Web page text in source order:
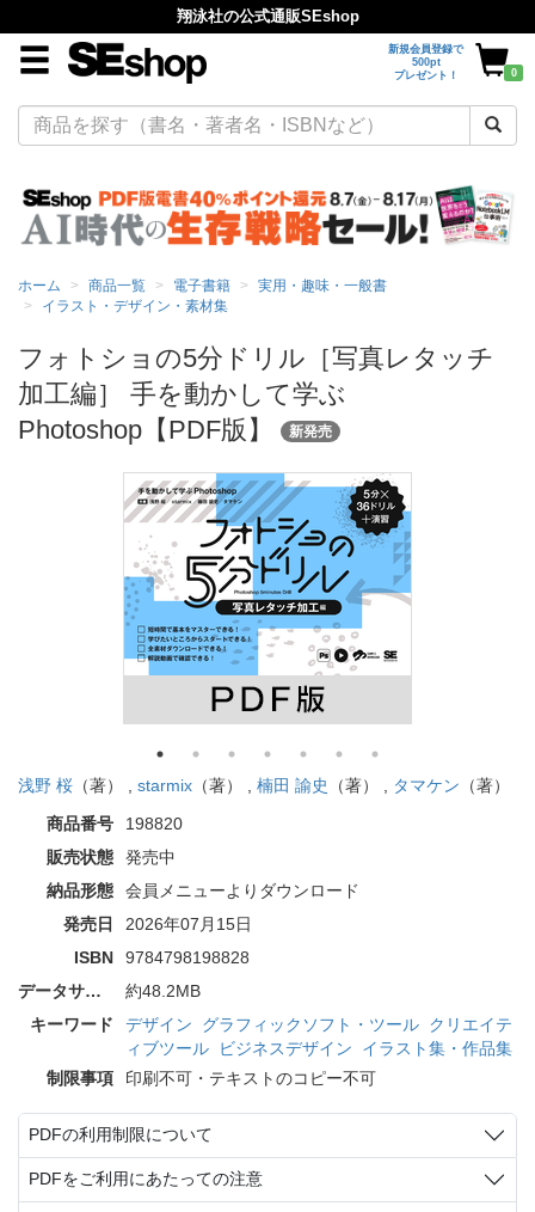
翔泳社の公式通販SEshop
新規会員登録で
500pt
プレゼント！
0
ホーム 商品一覧 電子書籍
実用・趣味・一般書
イラスト・デザイン・素材集
フォトショの5分ドリル［写真レタッチ
加工編］ 手を動かして学ぶ
Photoshop【PDF版】
新発売
浅野 桜 （著） , starmix （著） , 楠田 諭史 （著） , タマケン （著）
商品番号
198820
販売状態
発売中
納品形態
会員メニューよりダウンロード
発売日
2026年07月15日
ISBN
9784798198828
データサイズ
約48.2MB
キーワード
デザイン グラフィックソフト・ツール クリエイテ
ィブツール
ビジネスデザイン
イラスト集・作品集
制限事項
印刷不可・テキストのコピー不可
PDFの利用制限について
PDFをご利用にあたっての注意